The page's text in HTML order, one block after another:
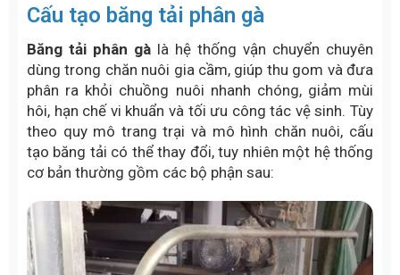
Cấu tạo băng tải phân gà
Băng tải phân gà là hệ thống vận chuyển chuyên
dùng trong chăn nuôi gia cầm, giúp thu gom và đưa
phân ra khỏi chuồng nuôi nhanh chóng, giảm mùi
hôi, hạn chế vi khuẩn và tối ưu công tác vệ sinh. Tùy
theo quy mô trang trại và mô hình chăn nuôi, cấu
tạo băng tải có thể thay đổi, tuy nhiên một hệ thống
cơ bản thường gồm các bộ phận sau: